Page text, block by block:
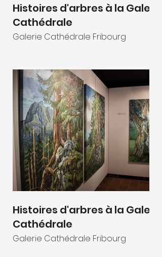
Histoires d'arbres à la Galerie
Cathédrale
Galerie Cathédrale Fribourg
Histoires d'arbres à la Galerie
Cathédrale
Galerie Cathédrale Fribourg